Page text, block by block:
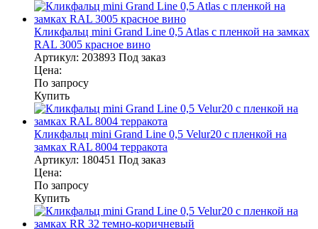
Кликфальц mini Grand Line 0,5 Atlas с пленкой на замках
RAL 3005 красное вино
Артикул: 203893 Под заказ
Цена:
По запросу
Купить
Кликфальц mini Grand Line 0,5 Velur20 с пленкой на
замках RAL 8004 терракота
Артикул: 180451 Под заказ
Цена:
По запросу
Купить